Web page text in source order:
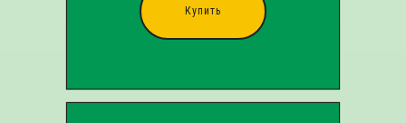
Купить